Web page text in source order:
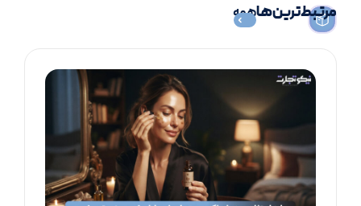
مرتبط‌ترین‌هاهمه